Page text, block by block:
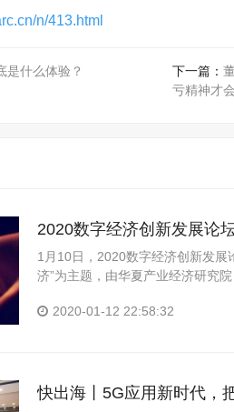
n/413.html
是什么体验？ 下一篇：
亏精神才
2020数字经济创新发展论
1月10日，2020数字经济创新发展
济”为主题，由华夏产业经济研究
2020-01-12 22:58:32
快出海丨5G应用新时代，